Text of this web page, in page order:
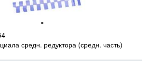
средн. редуктора (средн. часть)